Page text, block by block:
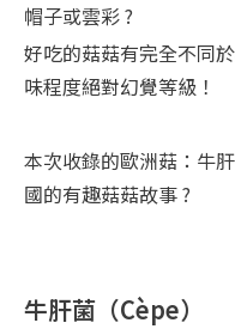
帽子或雲彩 ?
好吃的菇菇有完全不同
味程度絕對幻覺等級！
本次收錄的歐洲菇：牛
國的有趣菇菇故事 ?
牛肝菌（Cèpe）